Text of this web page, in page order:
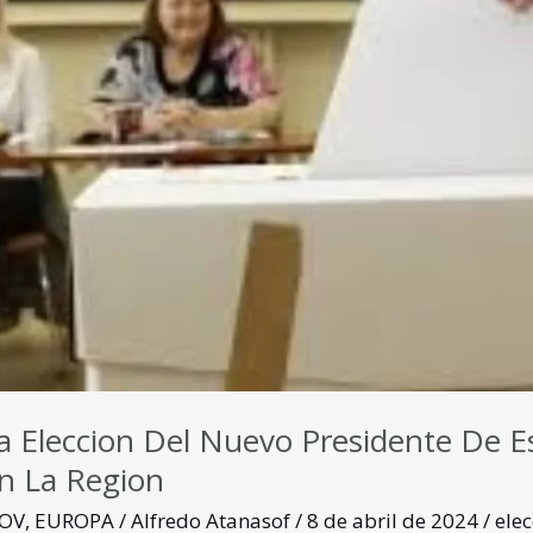
Eleccion Del Nuevo Presidente De
La Region
, EUROPA/Alfredo Atanasof/8 de abril de 2024/